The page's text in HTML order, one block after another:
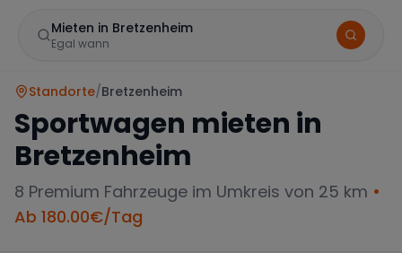
Mieten in Bretzenheim
Egal wann
Standorte/Bretzenheim
Sportwagen mieten in
Bretzenheim
8 Premium Fahrzeuge im Umkreis von 25 km •
Ab 180.00€/Tag